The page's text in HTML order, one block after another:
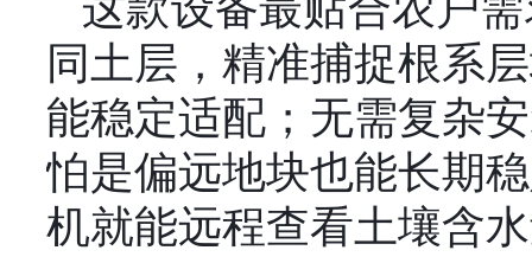
同土层，精准捕捉根系
能稳定适配；无需复杂
怕是偏远地块也能长期
机就能远程查看土壤含